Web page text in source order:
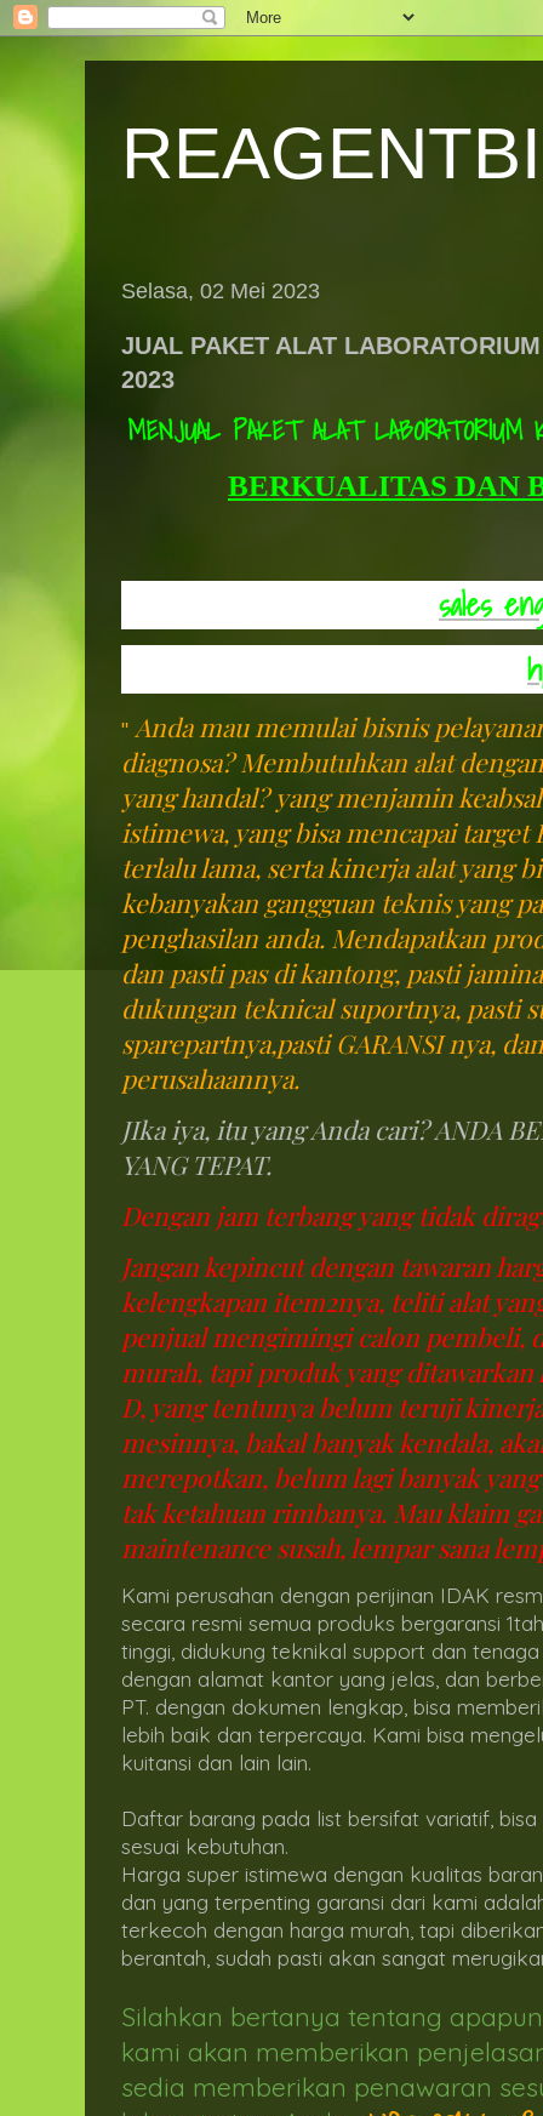
Selasa, 02 Mei 2023
JUAL PAKET ALAT
2023
MENJUAL PAKET ALAT LABORATORIUM
BERKUALITAS DAN
sales
" Anda mau memulai bisnis
diagnosa? Membutuhkan alat
yang handal?yang menjamin
istimewa, yang bisa mencapai target
terlalu lama, serta kinerja alat yang
kebanyakan gangguan teknis yang
penghasilan anda. Mendapatkan
dan pasti pas di kantong, pasti
dukungan teknical suportnya, pasti
sparepartnya,pasti GARANSI nya,
perusahaannya.
JIka iya, itu yang Anda cari? ANDA
YANG TEPAT.
Dengan jam terbang yang tidak
Jangan kepincut dengan tawaran
kelengkapan item2nya, teliti alat
penjual mengimingi calon pembeli,
murah, tapi produk yang ditawarkan
D, yang tentunya belum teruji
mesinnya, bakal banyak kendala,
merepotkan, belum lagi banyak
tak ketahuan rimbanya. Mau klaim
maintenance susah, lempar sana
Kami perusahan dengan perijinan IDAK
secara resmi semua produks bergaransi
tinggi, didukung teknikal support dan
dengan alamat kantor yang jelas, dan
PT. dengan dokumen lengkap, bisa
lebih baik dan terpercaya. Kami bisa
kuitansi dan lain lain.
Daftar barang pada list bersifat variatif,
sesuai kebutuhan.
Harga super istimewa dengan kualitas
dan yang terpenting garansi dari kami
terkecoh dengan harga murah, tapi
berantah, sudah pasti akan sangat
Silahkan bertanya tentang
kami akan memberikan
sedia memberikan penawaran